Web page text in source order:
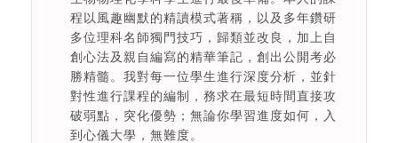
程以風趣幽默的精讀模式著稱，以及多年鑽研
多位理科名師獨門技巧，歸類並改良，加上自
創心法及親自編寫的精華筆記，創出公開考必
勝精髓。我對每一位學生進行深度分析，並針
對性進行課程的編制，務求在最短時間直接攻
破弱點，突化優勢；無論你學習進度如何，入
到心儀大學，無難度。